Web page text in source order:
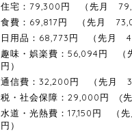
住宅：79,300円 （先月
食費：69,817円 （先月
日用品：68,773円 （先月
趣味・娯楽費：56,094円 （
円）
通信費：32,200円 （先月
税・社会保障：29,000円 (
水道・光熱費：17,150円 （
円）